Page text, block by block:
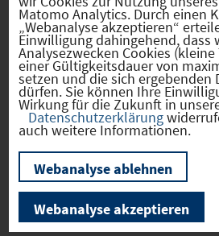
Sozialvers. Beschäftigte
Verkehrsinfrastruktur
Kommunale Infrastruktur
Matomo Analytics. Durch einen
„Webanalyse akzeptieren“
Einwilligung dahingehend, dass
Analysezwecken Cookies
einer Gültigkeitsdauer von
setzen und die sich ergebenden
dürfen. Sie können Ihre
Wirkung für die Zukunft in
Datenschutzerklärung
auch weitere Informationen.
Webanalyse ablehnen
Webanalyse akzeptieren